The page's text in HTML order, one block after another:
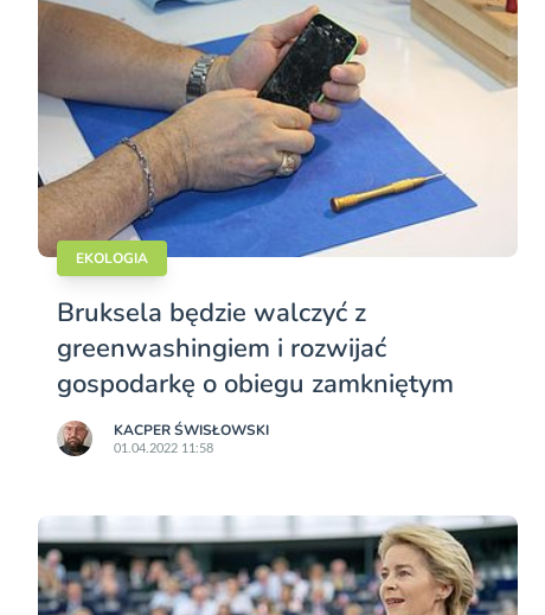
EKOLOGIA
Bruksela będzie walczyć z
greenwashingiem i rozwijać
gospodarkę o obiegu zamkniętym
KACPER ŚWISŁO­WSKI
01.04.2022 11:58